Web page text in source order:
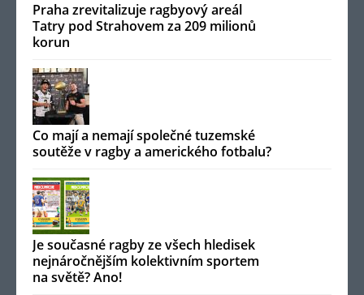
Praha zrevitalizuje ragbyový areál
Tatry pod Strahovem za 209 milionů
korun
Co mají a nemají společné tuzemské
soutěže v ragby a amerického fotbalu?
Je současné ragby ze všech hledisek
nejnáročnějším kolektivním sportem
na světě? Ano!